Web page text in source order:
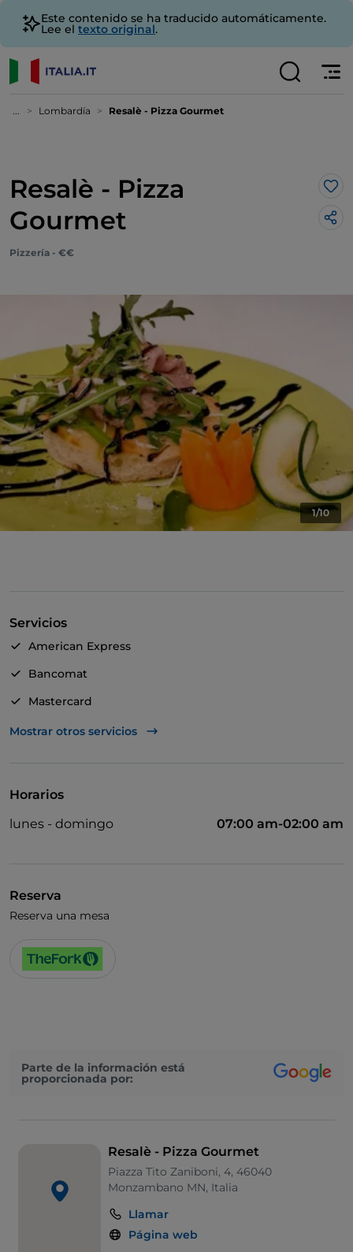
Este contenido se ha traducido automáticamente.
Lee el texto original.
... Lombardía Resalè - Pizza Gourmet
Resalè - Pizza
Gourmet
Me
Pizzería - €€
1/10
Servicios
American Express
Bancomat
Mastercard
TheFork PAY
Se habla alemán
Se habla inglés
Se habla francés
Mostrar otros servicios
Horarios
lunes - domingo
07:00 am-02:00 am
Reserva
Reserva una mesa
Parte de la información está
proporcionada por:
Resalè - Pizza Gourmet
Piazza Tito Zaniboni, 4, 46040
Monzambano MN, Italia
Llamar
Página web